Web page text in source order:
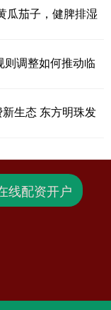
瓜茄子，健脾排湿
调整如何推动临
生态 东方明珠发
线配资开户